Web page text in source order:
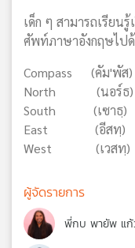
เด็ก ๆ สามารถเรียน
ศัพท์ภาษาอังกฤษไปด้
Compass (คัม'พั
North (นอร์ธ
South (เซา
East (อีสทฺ)
West (เวสทฺ)
ผู้จัดรายการ
พี่กบ พายัพ แก้